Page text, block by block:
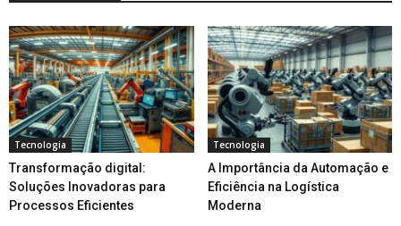
Tecnologia
Transformação digital:
Soluções Inovadoras para
Processos Eficientes
Tecnologia
A Importância da Automação e
Eficiência na Logística
Moderna